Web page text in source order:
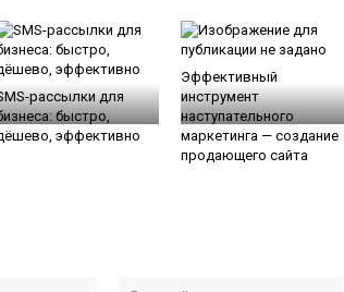
рассылки для
быстро,
эффективно
Эффективный
инструмент
наступательного
маркетинга — создание
продающего сайта